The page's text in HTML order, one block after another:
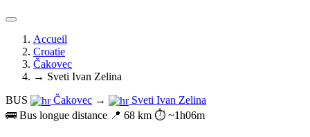
Accueil
Croatie
Čakovec
→ Sveti Ivan Zelina
BUS
Čakovec →
Sveti Ivan Zelina
🚌 Bus longue distance 📍 68 km ⏱️ ~1h06m